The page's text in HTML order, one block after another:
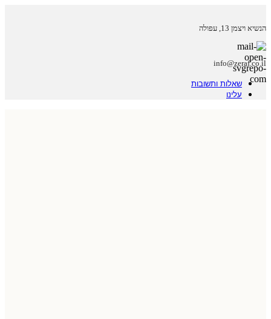
הנשיא ויצמן 13, עפולה
info@zeraf.co.il
שאלות ותשובות
עלינו